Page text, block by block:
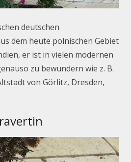
deutschen
dem heute polnischen Gebiet
er ist in vielen modernen
zu bewundern wie z. B.
von Görlitz, Dresden,